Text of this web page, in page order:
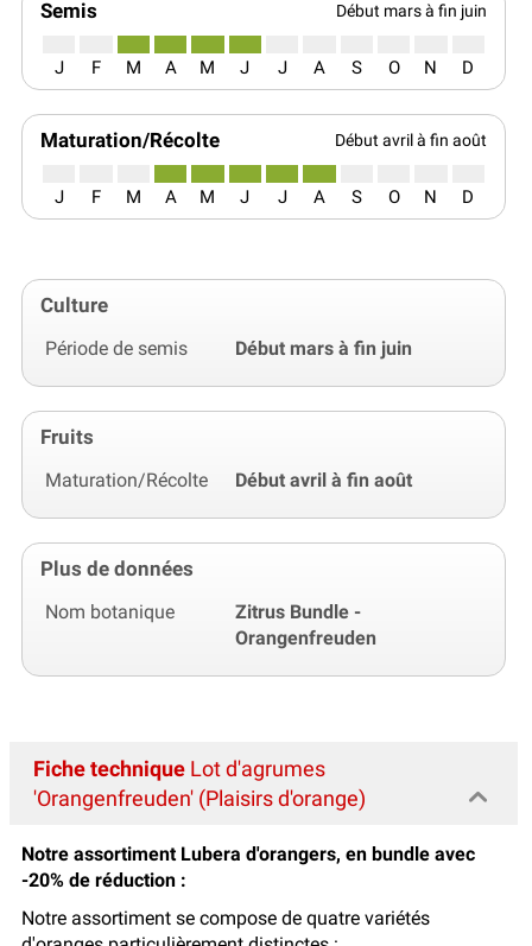
Semis Début mars à fin juin
J F M A M J J A S O N D
Maturation/Récolte Début avril à fin août
J F M A M J J A S O N D
Culture
Période de semis Début mars à fin juin
Fruits
Maturation/Récolte Début avril à fin août
Plus de données
Nom botanique
Zitrus Bundle -
Orangenfreuden
Fiche technique Lot d'agrumes
'Orangenfreuden' (Plaisirs d'orange)
Notre assortiment Lubera d'orangers, en bundle avec
-20% de réduction :
Notre assortiment se compose de quatre variétés